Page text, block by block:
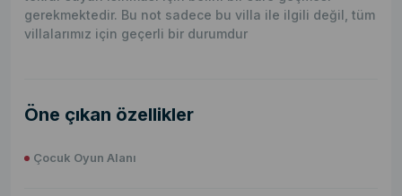
gerekmektedir. Bu not sadece bu villa ile ilgili değil, tüm
villalarımız için geçerli bir durumdur
Öne çıkan özellikler
Çocuk Oyun Alanı